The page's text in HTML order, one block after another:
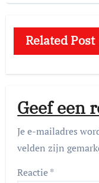
Related Post
Geef een
Je e-mailadres
velden zijn
Reactie*